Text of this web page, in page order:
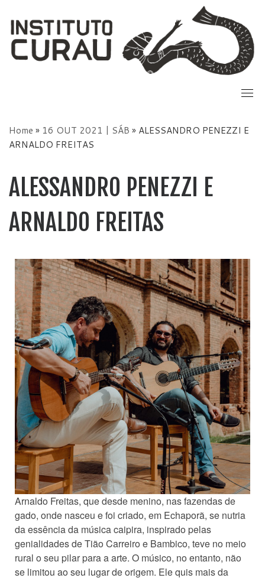
content
Home » 16 OUT 2021 | SÁB » ALESSANDRO PENEZZI E
ARNALDO FREITAS
ALESSANDRO PENEZZI E
ARNALDO FREITAS
Arnaldo Freitas, que desde menino, nas fazendas de
gado, onde nasceu e foi criado, em Echaporã, se nutria
da essência da música caipira, inspirado pelas
genialidades de Tião Carreiro e Bambico, teve no meio
rural o seu pilar para a arte. O músico, no entanto, não
se limitou ao seu lugar de origem. Ele quis mais da